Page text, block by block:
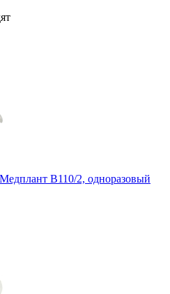
В110/2, одноразовый